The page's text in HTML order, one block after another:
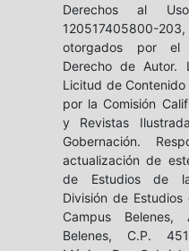
Derechos al
120517405800-
otorgados por el
Derecho de Autor.
Licitud de
por la Comisión
y Revistas
Gobernación.
actualización de
de Estudios de la
División de
Campus
Belenes, C.P.